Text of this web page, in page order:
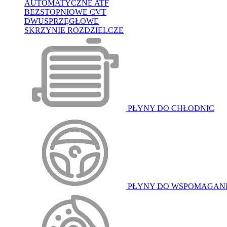
AUTOMATYCZNE ATF
BEZSTOPNIOWE CVT
DWUSPRZĘGŁOWE
SKRZYNIE ROZDZIELCZE
PŁYNY DO CHŁODNIC
PŁYNY DO